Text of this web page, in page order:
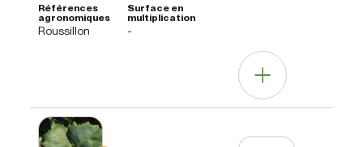
Roussillon -
Autres informations